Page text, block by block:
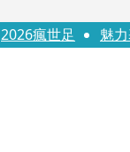
快訊
5566小刀
2026瘋世足 魅